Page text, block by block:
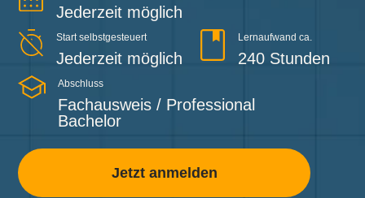
Jederzeit möglich
Start selbstgesteuert
Jederzeit möglich
Lernaufwand ca.
240 Stunden
Abschluss
Fachausweis / Professional
Bachelor
Jetzt anmelden